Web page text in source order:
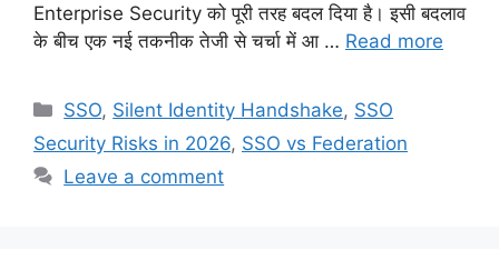
Enterprise Security को पूरी तरह बदल दिया है। इसी बदलाव
के बीच एक नई तकनीक तेजी से चर्चा में आ … Read more
Categories
SSO, Silent Identity Handshake, SSO
Security Risks in 2026, SSO vs Federation
Leave a comment